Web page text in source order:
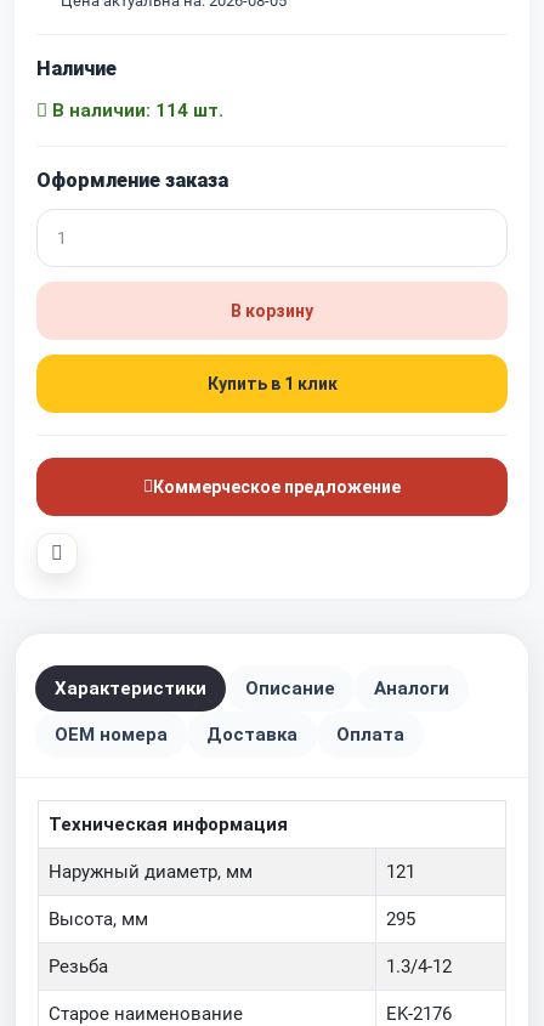
Наличие
В наличии: 114 шт.
Оформление заказа
В корзину
Купить в 1 клик
Коммерческое предложение
Характеристики Описание Аналоги
OEM номера Доставка Оплата
Техническая информация
Наружный диаметр, мм 121
Высота, мм 295
Резьба 1.3/4-12
Старое наименование EK-2176